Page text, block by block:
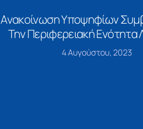
Ανακοίνωση Υποψηφίων
Την Περιφερειακή Ενότητα
4 Αυγούστου, 2023